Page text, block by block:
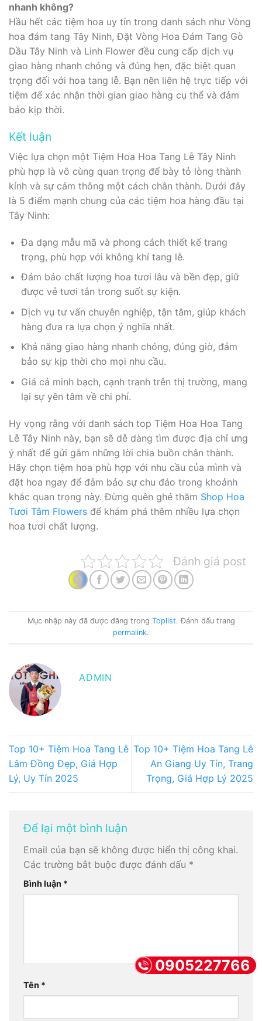
nhanh không?
Hầu hết các tiệm hoa uy tín trong danh sách như Vòng
hoa đám tang Tây Ninh, Đặt Vòng Hoa Đám Tang Gò
Dầu Tây Ninh và Linh Flower đều cung cấp dịch vụ
giao hàng nhanh chóng và đúng hẹn, đặc biệt quan
trọng đối với hoa tang lễ. Bạn nên liên hệ trực tiếp với
tiệm để xác nhận thời gian giao hàng cụ thể và đảm
bảo kịp thời.
Kết luận
Việc lựa chọn một Tiệm Hoa Hoa Tang Lễ Tây Ninh
phù hợp là vô cùng quan trọng để bày tỏ lòng thành
kính và sự cảm thông một cách chân thành. Dưới đây
là 5 điểm mạnh chung của các tiệm hoa hàng đầu tại
Tây Ninh:
Đa dạng mẫu mã và phong cách thiết kế trang
trọng, phù hợp với không khí tang lễ.
Đảm bảo chất lượng hoa tươi lâu và bền đẹp, giữ
được vẻ tươi tắn trong suốt sự kiện.
Dịch vụ tư vấn chuyên nghiệp, tận tâm, giúp khách
hàng đưa ra lựa chọn ý nghĩa nhất.
Khả năng giao hàng nhanh chóng, đúng giờ, đảm
bảo sự kịp thời cho mọi nhu cầu.
Giá cả minh bạch, cạnh tranh trên thị trường, mang
lại sự yên tâm về chi phí.
Hy vọng rằng với danh sách top Tiệm Hoa Hoa Tang
Lễ Tây Ninh này, bạn sẽ dễ dàng tìm được địa chỉ ưng
ý nhất để gửi gắm những lời chia buồn chân thành.
Hãy chọn tiệm hoa phù hợp với nhu cầu của mình và
đặt hoa ngay để đảm bảo sự chu đáo trong khoảnh
khắc quan trọng này. Đừng quên ghé thăm Shop Hoa
Tươi Tâm Flowers để khám phá thêm nhiều lựa chọn
hoa tươi chất lượng.
Đánh giá post
Mục nhập này đã được đăng trong Toplist. Đánh dấu trang
permalink.
ADMIN
Top 10+ Tiệm Hoa Tang Lễ
Lâm Đồng Đẹp, Giá Hợp
Lý, Uy Tín 2025
Top 10+ Tiệm Hoa Tang Lễ
An Giang Uy Tín, Trang
Trọng, Giá Hợp Lý 2025
Để lại một bình luận
Email của bạn sẽ không được hiển thị công khai.
Các trường bắt buộc được đánh dấu *
Bình luận *
Tên *
0905227766